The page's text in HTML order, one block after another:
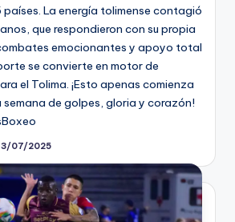
La energía tolimense contagió
que respondieron con su propia
emocionantes y apoyo total
se convierte en motor de
el Tolima. ¡Esto apenas comienza
semana de golpes, gloria y corazón!
07/2025